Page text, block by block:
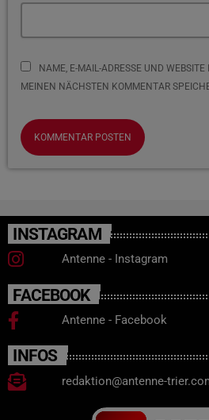
NAME, E-MAIL-ADRESSE UND WEBSITE
MEINEN NÄCHSTEN KOMMENTAR
INSTAGRAM
Antenne - Instagram
FACEBOOK
Antenne - Facebook
INFOS
redaktion@antenne-